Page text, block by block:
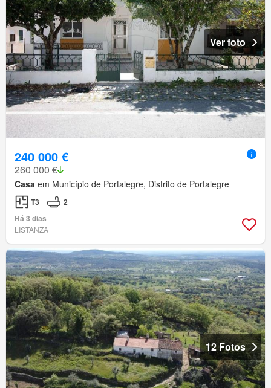
Ver foto
240 000 €
260 000 €
Casa em Município de Portalegre, Distrito de Portalegre
T3
2
Há 3 dias
LISTANZA
12 Fotos